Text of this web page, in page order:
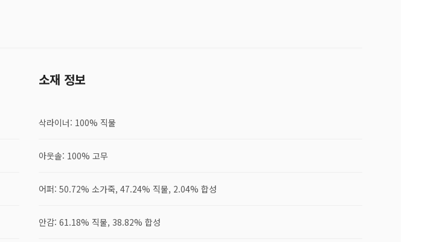
소재 정보
삭라이너: 100% 직물
아웃솔: 100% 고무
어퍼: 50.72% 소가죽, 47.24% 직물, 2.04% 합성
안감: 61.18% 직물, 38.82% 합성